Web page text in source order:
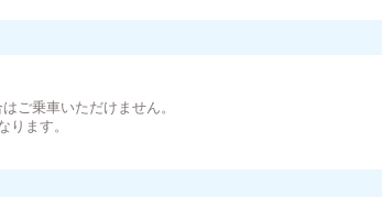
ご乗車いただけません。
ります。